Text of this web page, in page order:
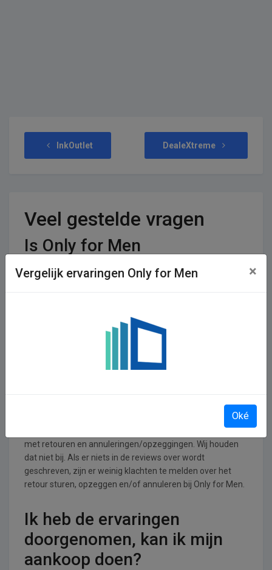
InkOutlet DealeXtreme
Veel gestelde vragen
Is Only for Men
betrouwbaar?
Only for Men zijn er 0 reviews achtergelaten en 0
annuleren bij Only for Men
Lees op de website van Only for Men hoe de shop omgaat
met retouren en annuleringen/opzeggingen. Wij houden
dat niet bij. Als er niets in de reviews over wordt
geschreven, zijn er weinig klachten te melden over het
retour sturen, opzeggen en/of annuleren bij Only for Men.
Ik heb de ervaringen
doorgenomen, kan ik mijn
aankoop doen?
Vergelijk ervaringen Only for Men ×
Oké